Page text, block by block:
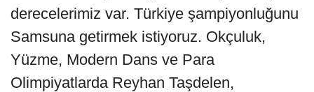
derecelerimiz var. Türkiye şampiyonluğunu
Samsuna getirmek istiyoruz. Okçuluk,
Yüzme, Modern Dans ve Para
Olimpiyatlarda Reyhan Taşdelen,